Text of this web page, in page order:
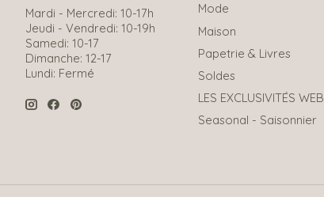
Mardi - Mercredi: 10-17h
Jeudi - Vendredi: 10-19h
Samedi: 10-17
Dimanche: 12-17
Lundi: Fermé
Mode
Maison
Papetrie & Livres
Soldes
LES EXCLUSIVITÉS WEB
Seasonal - Saisonnier